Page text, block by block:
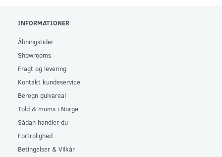
INFORMATIONER
Åbningstider
Showrooms
Fragt og levering
Kontakt kundeservice
Beregn gulvareal
Told & moms i Norge
Sådan handler du
Fortrolighed
Betingelser & Vilkår